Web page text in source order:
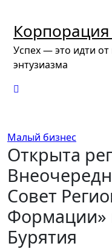
содержимому
Корпорация
Успех — это идти от
энтузиазма
Малый бизнес
Открыта
Совет
Формации»
Бурятия